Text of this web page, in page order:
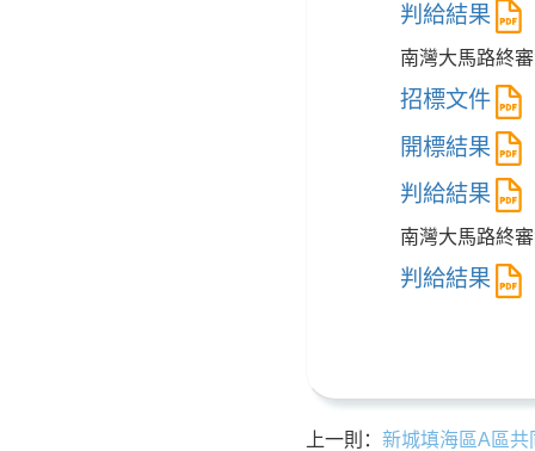
判給結果
南灣大馬路終
招標文件
開標結果
判給結果
南灣大馬路終
判給結果
上一則： 新城填海區A區共